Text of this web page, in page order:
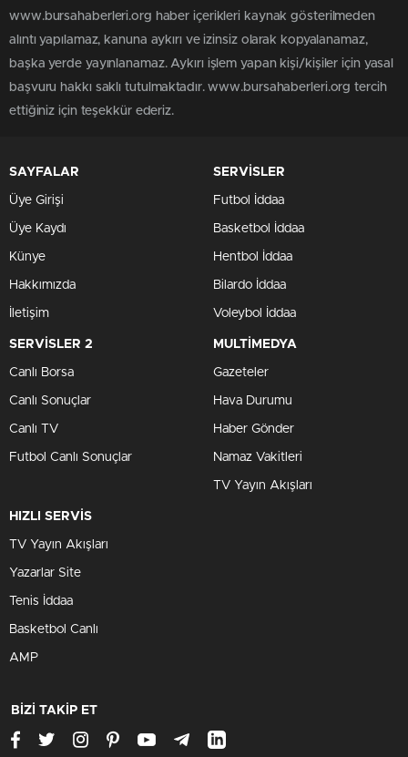
www.bursahaberleri.org haber içerikleri kaynak gösterilmeden
alıntı yapılamaz, kanuna aykırı ve izinsiz olarak kopyalanamaz,
başka yerde yayınlanamaz. Aykırı işlem yapan kişi/kişiler için yasal
başvuru hakkı saklı tutulmaktadır. www.bursahaberleri.org tercih
ettiğiniz için teşekkür ederiz.
SAYFALAR
Üye Girişi
Üye Kaydı
Künye
Hakkımızda
İletişim
SERVİSLER
Futbol İddaa
Basketbol İddaa
Hentbol İddaa
Bilardo İddaa
Voleybol İddaa
SERVİSLER 2
Canlı Borsa
Canlı Sonuçlar
Canlı TV
Futbol Canlı Sonuçlar
MULTİMEDYA
Gazeteler
Hava Durumu
Haber Gönder
Namaz Vakitleri
TV Yayın Akışları
HIZLI SERVİS
TV Yayın Akışları
Yazarlar Site
Tenis İddaa
Basketbol Canlı
AMP
BİZİ TAKİP ET